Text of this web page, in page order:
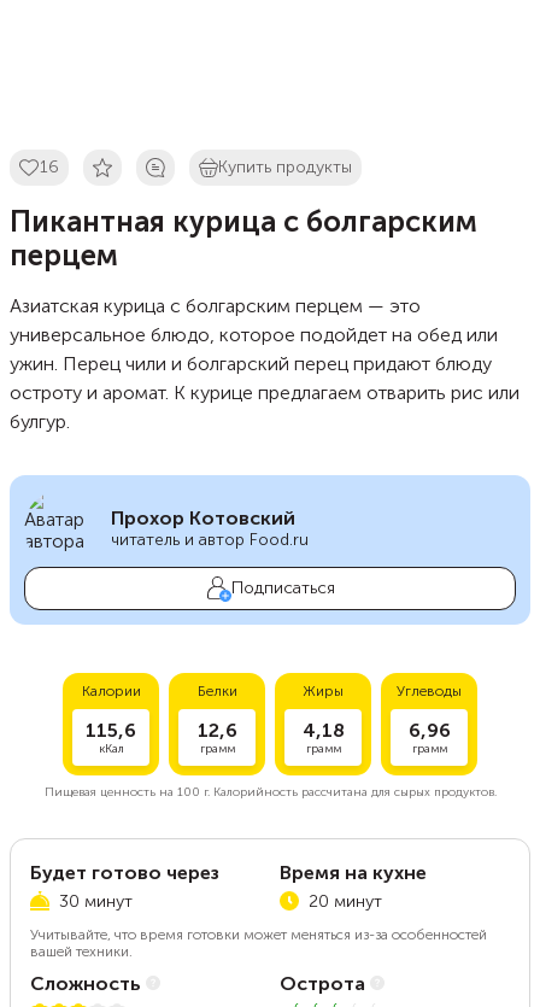
16 Купить продукты
Пикантная курица с болгарским
перцем
Азиатская курица с болгарским перцем — это
универсальное блюдо, которое подойдет на обед или
ужин. Перец чили и болгарский перец придают блюду
остроту и аромат. К курице предлагаем отварить рис или
булгур.
Прохор Котовский
читатель и автор Food.ru
Подписаться
Калории
115,6
кКал
Белки
12,6
грамм
Жиры
4,18
грамм
Углеводы
6,96
грамм
Пищевая ценность на 100 г.Калорийность рассчитана для сырых продуктов.
Будет готово через
30 минут
Время на кухне
20 минут
Учитывайте, что время готовки может меняться из-за особенностей
вашей техники.
Сложность
Острота